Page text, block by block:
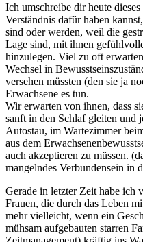
Ich umschreibe dir heute
Verständnis dafür haben
sind oder werden, weil die
Lage sind, mit ihnen
hinzulegen. Viel zu oft
Wechsel in
versehen müssten (den sie ja
Erwachsene es tun.
Wir erwarten von ihnen, dass
sanft in den Schlaf gleiten und
Autostau, im Wartezimmer
aus dem
auch akzeptieren zu müssen.
mangelndes Verbundensein in
Gerade in letzter Zeit habe ich
Frauen, die durch das Leben
mehr vielleicht, wenn ein
mühsam aufgebauten starren